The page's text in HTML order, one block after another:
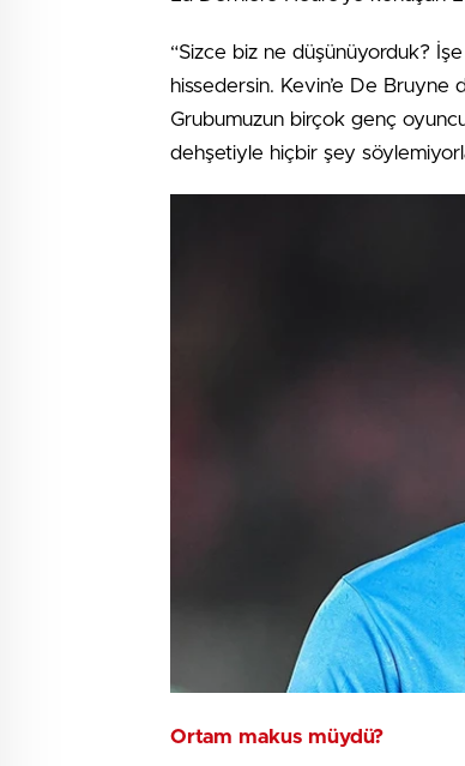
“Sizce biz ne düşünüyorduk?
hissedersin. Kevin’e De Bruyne
Grubumuzun birçok genç
dehşetiyle hiçbir şey
Ortam makus müydü?